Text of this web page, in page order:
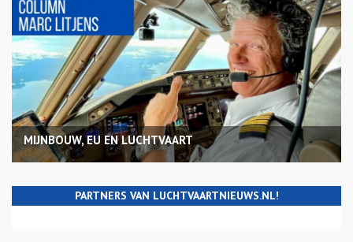
MIJNBOUW, EU EN LUCHTVAART
PARTNERS VAN LUCHTVAARTNIEUWS.NL!